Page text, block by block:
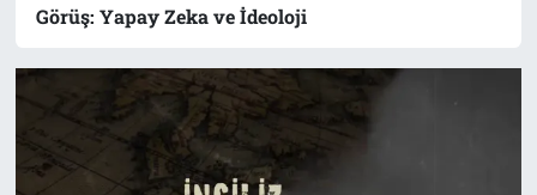
Görüş: Yapay Zeka ve İdeoloji